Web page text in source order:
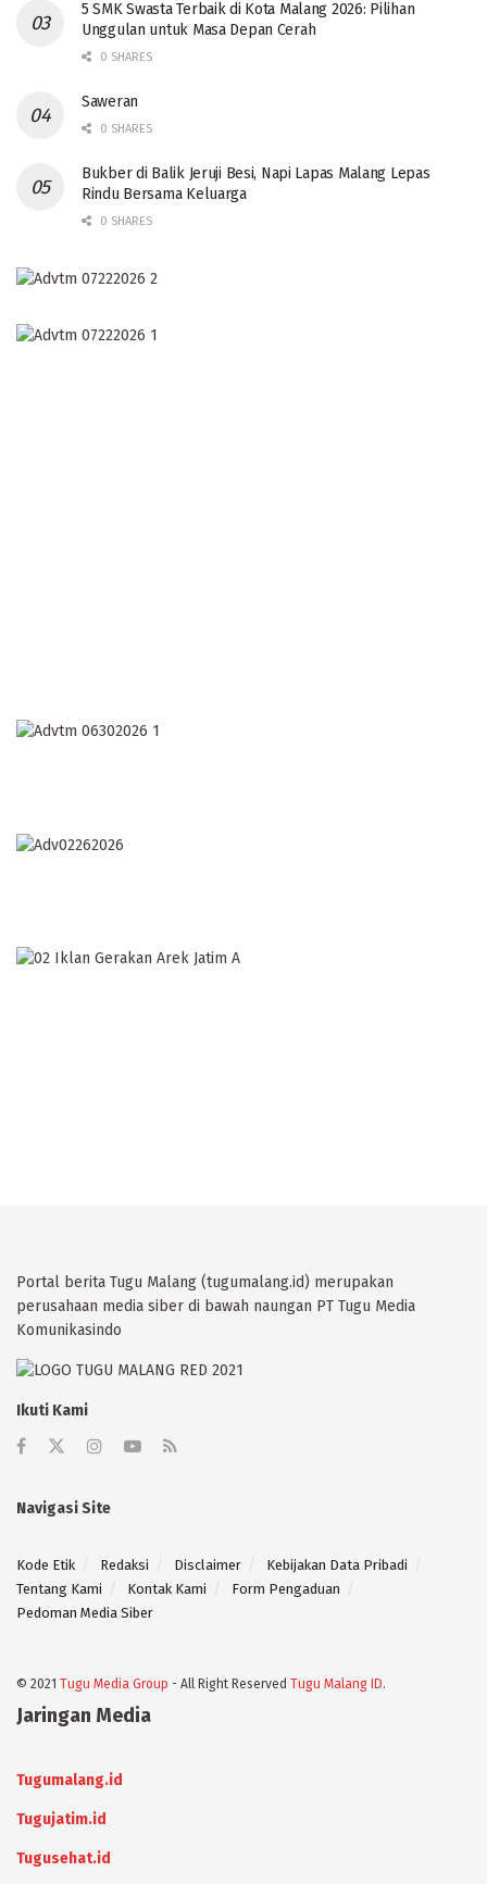
5 SMK Swasta Terbaik di Kota Malang 2026: Pilihan
Unggulan untuk Masa Depan Cerah
0 SHARES
Saweran
0 SHARES
Bukber di Balik Jeruji Besi, Napi Lapas Malang Lepas
Rindu Bersama Keluarga
0 SHARES
Portal berita Tugu Malang (tugumalang.id) merupakan
perusahaan media siber di bawah naungan PT Tugu Media
Komunikasindo
Ikuti Kami
Navigasi Site
Kode Etik Redaksi Disclaimer
Kebijakan Data Pribadi
Tentang Kami
Kontak Kami
Form Pengaduan
Pedoman Media Siber
© 2021 Tugu Media Group - All Right Reserved Tugu Malang ID.
Jaringan Media
Tugumalang.id
Tugujatim.id
Tugusehat.id